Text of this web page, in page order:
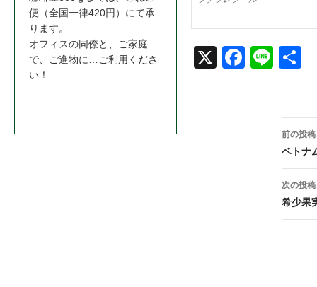
Face
Line
投
稿
ナ
ビ
前の投稿
ベトナ
次の投稿
希少果
便（全国一律420円）にて承
ります。
オフィスの同僚と、ご家庭
で、ご進物に…ご利用くださ
い！